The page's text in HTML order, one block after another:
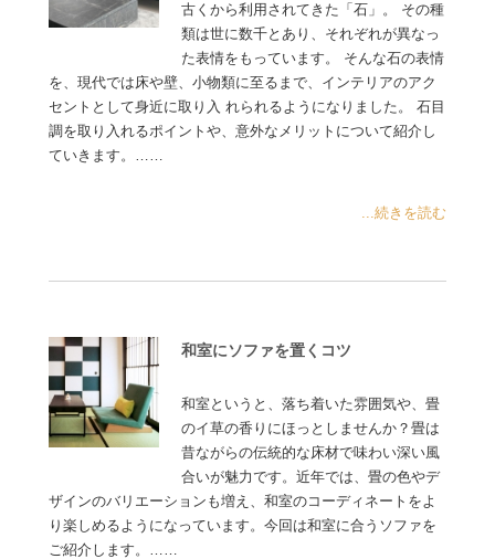
古くから利用されてきた「石」。 その種
類は世に数千とあり、それぞれが異なっ
た表情をもっています。 そんな石の表情
を、現代では床や壁、小物類に至るまで、インテリアのアク
セントとして身近に取り入 れられるようになりました。 石目
調を取り入れるポイントや、意外なメリットについて紹介し
ていきます。……
...続きを読む
和室にソファを置くコツ
和室というと、落ち着いた雰囲気や、畳
のイ草の香りにほっとしませんか？畳は
昔ながらの伝統的な床材で味わい深い風
合いが魅力です。近年では、畳の色やデ
ザインのバリエーションも増え、和室のコーディネートをよ
り楽しめるようになっています。今回は和室に合うソファを
ご紹介します。……